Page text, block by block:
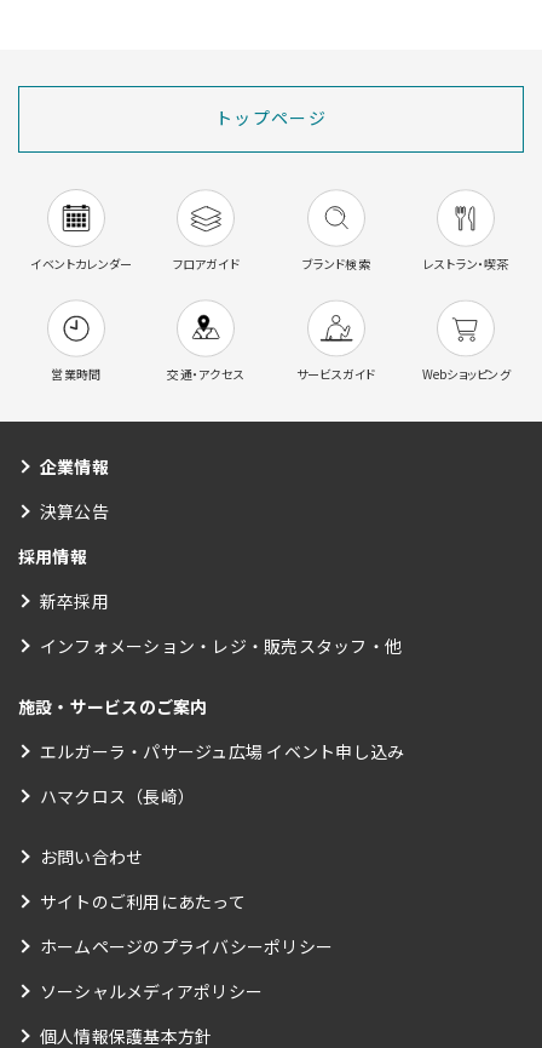
トップページ
イベントカレンダー フロアガイド ブランド検索 レストラン・喫茶
営業時間 交通・アクセス サービスガイド Webショッピング
企業情報
決算公告
採用情報
新卒採用
インフォメーション・レジ・販売スタッフ・他
施設・サービスのご案内
エルガーラ・パサージュ広場 イベント申し込み
ハマクロス（長崎）
お問い合わせ
サイトのご利用にあたって
ホームページのプライバシーポリシー
ソーシャルメディアポリシー
個人情報保護基本方針